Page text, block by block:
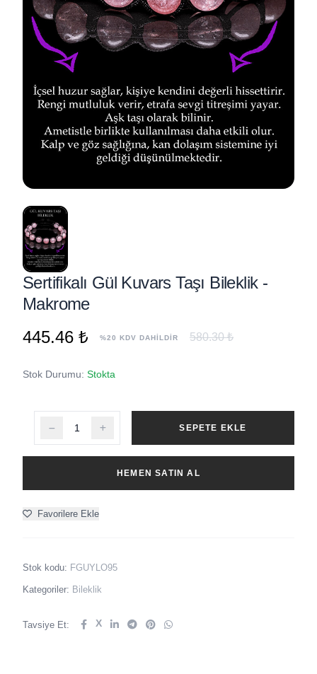
Sertifikalı Gül Kuvars Taşı Bileklik -
Makrome
445.46 ₺
%20 KDV DAHİLDİR 580.30 ₺
Stok Durumu: Stokta
SEPETE EKLE
HEMEN SATIN AL
Favorilere Ekle
Stok kodu: FGUYLO95
Kategoriler: Bileklik
Tavsiye Et: X